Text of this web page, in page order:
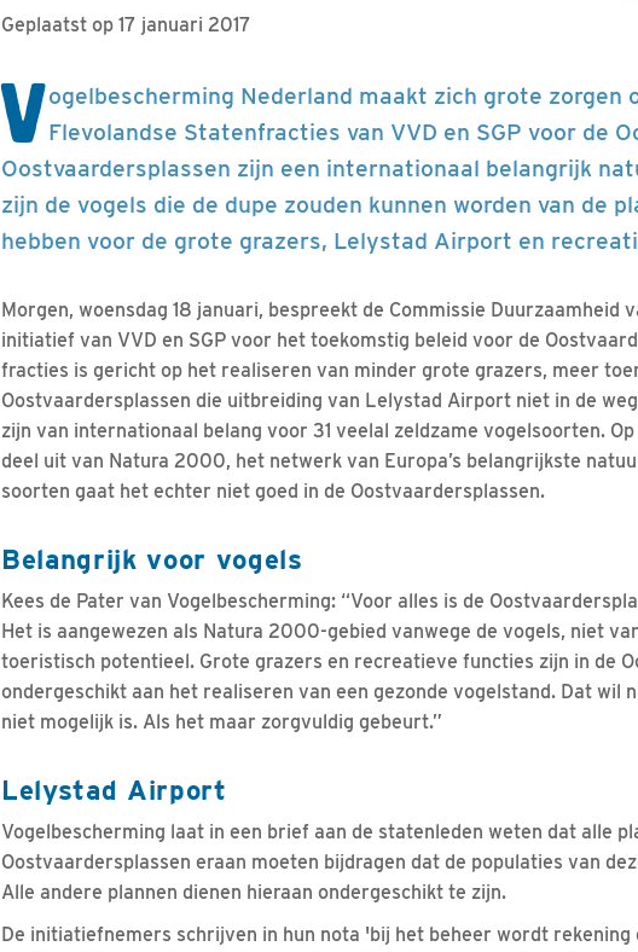
Geplaatst op 17 januari 2017
Vogelbescherming Nederland maakt zich grote zorgen
Flevolandse Statenfracties van VVD en SGP voor de
Oostvaardersplassen zijn een internationaal belangrijk
zijn de vogels die de dupe zouden kunnen worden van de
hebben voor de grote grazers, Lelystad Airport en
Morgen, woensdag 18 januari, bespreekt de Commissie Duurzaamheid
initiatief van VVD en SGP voor het toekomstig beleid voor de
fracties is gericht op het realiseren van minder grote grazers, meer
Oostvaardersplassen die uitbreiding van Lelystad Airport niet in de
zijn van internationaal belang voor 31 veelal zeldzame vogelsoorten.
deel uit van Natura 2000, het netwerk van Europa’s belangrijkste
soorten gaat het echter niet goed in de Oostvaardersplassen.
Belangrijk voor vogels
Kees de Pater van Vogelbescherming: “Voor alles is de
Het is aangewezen als Natura 2000-gebied vanwege de vogels, niet
toeristisch potentieel. Grote grazers en recreatieve functies zijn in de
ondergeschikt aan het realiseren van een gezonde vogelstand. Dat wil
niet mogelijk is. Als het maar zorgvuldig gebeurt.”
Lelystad Airport
Vogelbescherming laat in een brief aan de statenleden weten dat alle
Oostvaardersplassen eraan moeten bijdragen dat de populaties van
Alle andere plannen dienen hieraan ondergeschikt te zijn.
De initiatiefnemers schrijven in hun nota 'bij het beheer wordt rekening